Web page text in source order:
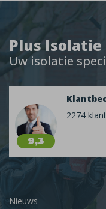
Plus Isolatie
Uw isolatie
9,3
2274
Nieuws